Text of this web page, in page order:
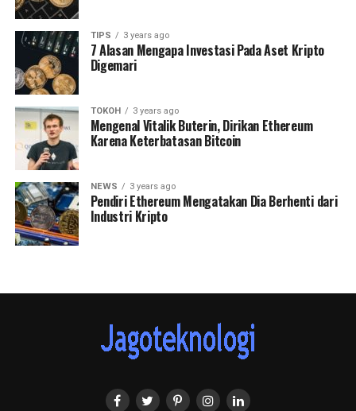
TIPS 3 years ago
7 Alasan Mengapa Investasi Pada Aset Kripto
Digemari
TOKOH 3 years ago
Mengenal Vitalik Buterin, Dirikan Ethereum
Karena Keterbatasan Bitcoin
NEWS 3 years ago
Pendiri Ethereum Mengatakan Dia Berhenti dari
Industri Kripto